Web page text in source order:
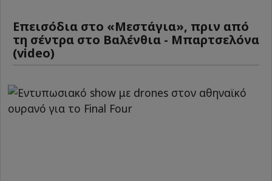
Επεισόδια στο «Μεστάγια», πριν από
τη σέντρα στο Βαλένθια - Μπαρτσελόνα
(video)